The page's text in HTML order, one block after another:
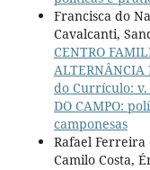
Francisca do
Cavalcanti,
CENTRO
ALTERNÂNCIA
do Currículo: v.
DO CAMPO:
camponesas
Rafael Ferreira
Camilo Costa,